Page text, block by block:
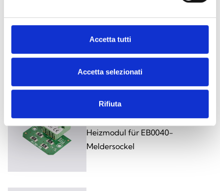
Accetta tutti
Accetta selezionati
Rifiuta
Dieses Produkt ist in folgenden
Ausführungen erhältlich
EB0040H
Heizmodul für EB0040-
Meldersockel